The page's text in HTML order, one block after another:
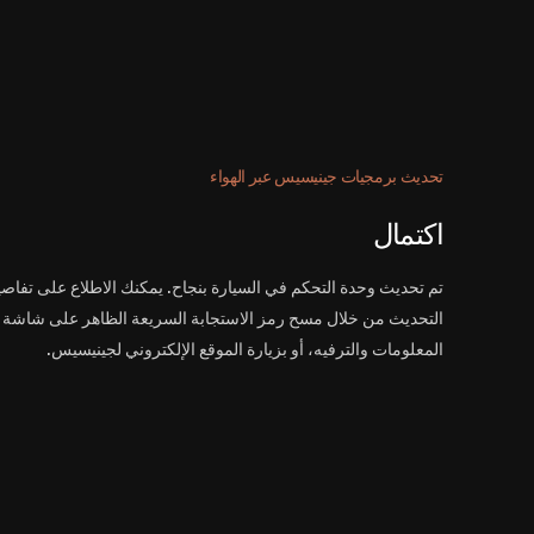
تحديث برمجيات جينيسيس عبر الهواء
اكتمال
تم تحديث وحدة التحكم في السيارة بنجاح. يمكنك الاطلاع على
التحديث من خلال مسح رمز الاستجابة السريعة الظاهر على شاشة
المعلومات والترفيه، أو بزيارة الموقع الإلكتروني لجينيسيس.